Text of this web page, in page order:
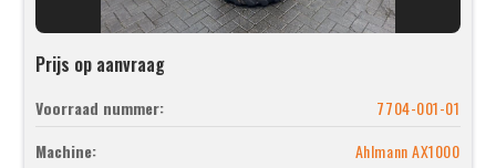
Prijs op aanvraag
Voorraad nummer:
7704-001-01
Machine:
Ahlmann AX1000